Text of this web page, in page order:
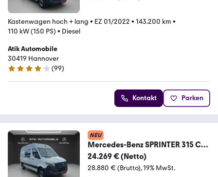
Kastenwagen hoch + lang • EZ 01/2022 • 143.200 km •
110 kW (150 PS) • Diesel
Atik Automobile
30419 Hannover
3.8 Sterne
(99)
Kontakt Parken
NEU
Mercedes-Benz SPRINTER 315 CDI
H&L / MIXTO / 5.SITZER / LED
24.269 € (Netto)
28.880 € (Brutto) 19% MwSt.